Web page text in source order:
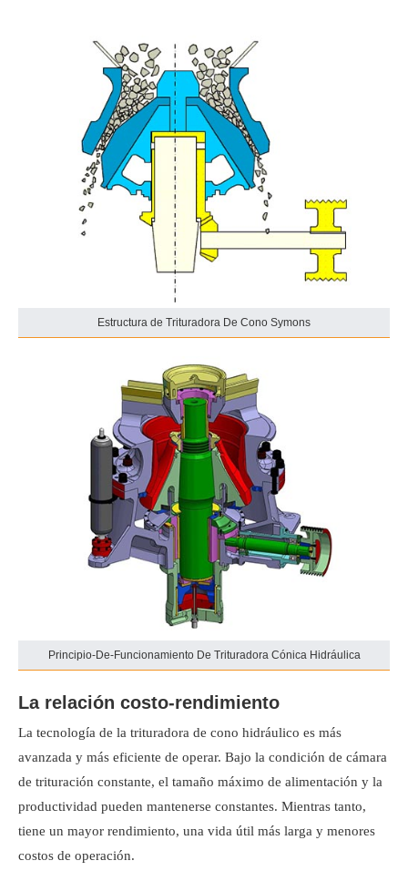
Estructura de Trituradora De Cono Symons
Principio-De-Funcionamiento De Trituradora Cónica Hidráulica
La relación costo-rendimiento
La tecnología de la trituradora de cono hidráulico es más
avanzada y más eficiente de operar. Bajo la condición de cámara
de trituración constante, el tamaño máximo de alimentación y la
productividad pueden mantenerse constantes. Mientras tanto,
tiene un mayor rendimiento, una vida útil más larga y menores
costos de operación.